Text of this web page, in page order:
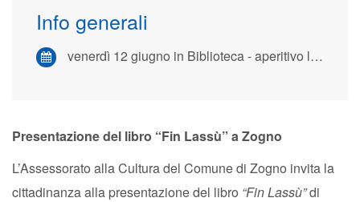
Info generali
venerdì 12 giugno in Biblioteca - aperitivo letterario
Presentazione del libro “Fin Lassù” a Zogno
L’Assessorato alla Cultura del Comune di Zogno invita la
cittadinanza alla presentazione del libro “Fin Lassù”di